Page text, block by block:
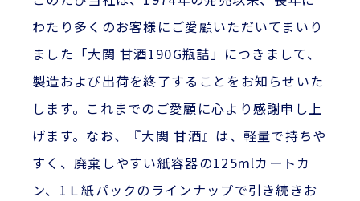
わたり多くのお客様にご愛顧いただいてまいり
ました「大関 甘酒190G瓶詰」につきまして、
製造および出荷を終了することをお知らせいた
します。これまでのご愛顧に心より感謝申し上
げます。なお、『大関 甘酒』は、軽量で持ちや
すく、廃棄しやすい紙容器の125mlカートカ
ン、1Ｌ紙パックのラインナップで引き続きお